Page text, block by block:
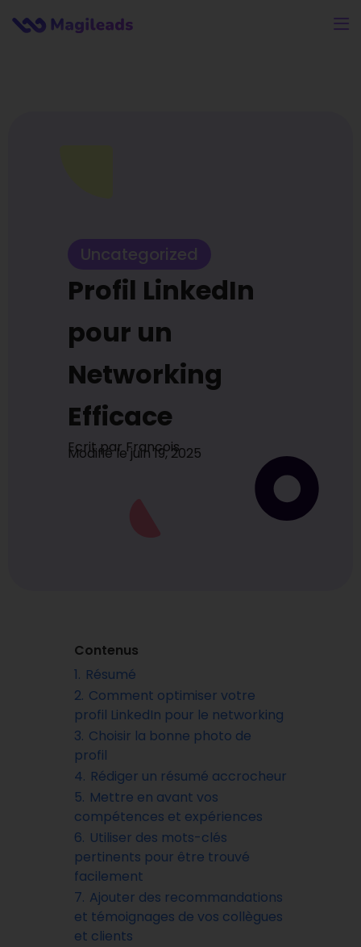
Uncategorized
Profil LinkedIn
pour un
Networking
Efficace
Ecrit parFrancois
Modifié le juin 19, 2025
Contenus
1. Résumé
2. Comment optimiser votre
profil LinkedIn pour le networking
3. Choisir la bonne photo de
profil
4. Rédiger un résumé accrocheur
5. Mettre en avant vos
compétences et expériences
6. Utiliser des mots-clés
pertinents pour être trouvé
facilement
7. Ajouter des recommandations
et témoignages de vos collègues
et clients